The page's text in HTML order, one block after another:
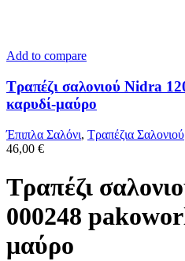
Add to compare
Τραπέζι σαλονιού Nidra
καρυδί-μαύρο
Έπιπλα Σαλόνι, Τραπέζια Σαλονιού
46,00 €
Τραπέζι
000248
μαύρο